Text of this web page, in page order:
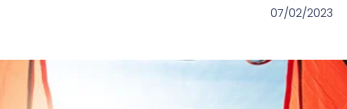
07/02/2023